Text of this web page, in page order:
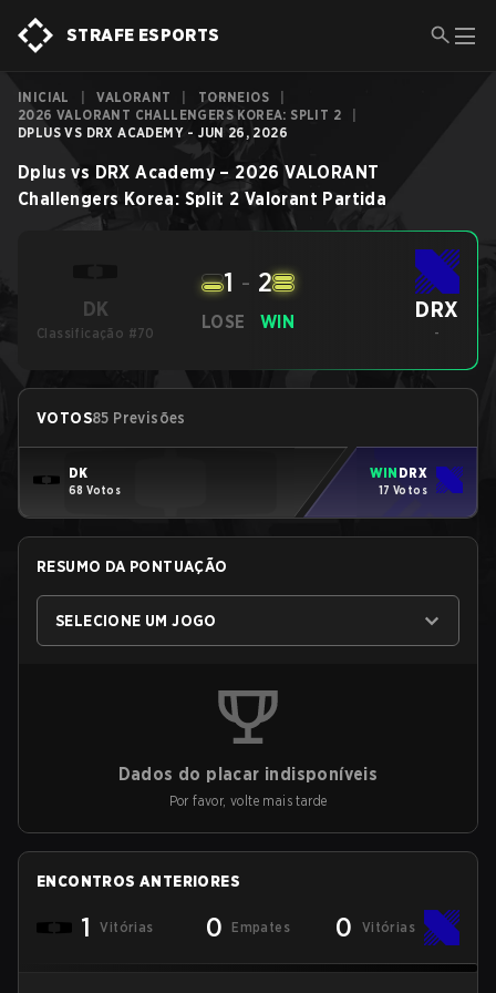
STRAFE ESPORTS
INICIAL VALORANT TORNEIOS
2026 VALORANT CHALLENGERS KOREA: SPLIT 2
DPLUS VS DRX ACADEMY - JUN 26, 2026
Dplus vs DRX Academy – 2026 VALORANT
Challengers Korea: Split 2 Valorant Partida
DK
Classificação #70
LOSE
1 - 2
WIN DRX
-
VOTOS85 Previsões
DK
68 Votos
WIN DRX
17 Votos
RESUMO DA PONTUAÇÃO
SELECIONE UM JOGO
Dados do placar indisponíveis
Por favor, volte mais tarde
ENCONTROS ANTERIORES
1 Vitórias 0 Empates 0 Vitórias